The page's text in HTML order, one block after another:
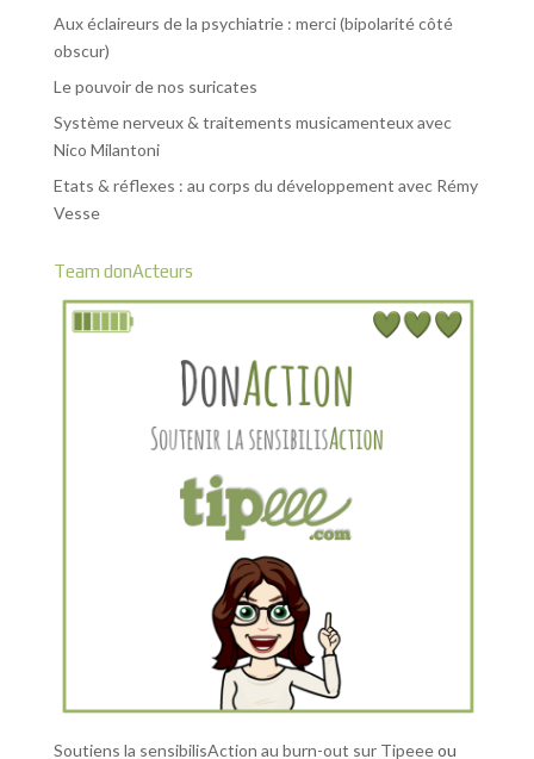
Aux éclaireurs de la psychiatrie : merci (bipolarité côté
obscur)
Le pouvoir de nos suricates
Système nerveux & traitements musicamenteux avec
Nico Milantoni
Etats & réflexes : au corps du développement avec Rémy
Vesse
Team donActeurs
Soutiens la sensibilisAction au burn-out sur Tipeeeou